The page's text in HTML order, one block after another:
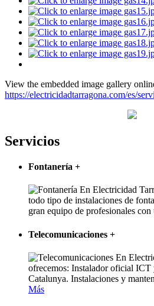
View the embedded image gallery
https://electricidadtarragona.com/es/
Servicios
Fontanería +
En Electricidad
todo tipo de instalaciones de
gran equipo de profesionales con
Telecomunicaciones +
En
ofrecemos: Instalador oficial
Catalunya. Instalaciones y
Más